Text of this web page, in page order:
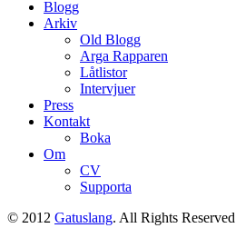
Blogg
Arkiv
Old Blogg
Arga Rapparen
Låtlistor
Intervjuer
Press
Kontakt
Boka
Om
CV
Supporta
© 2012 Gatuslang. All Rights Reserved